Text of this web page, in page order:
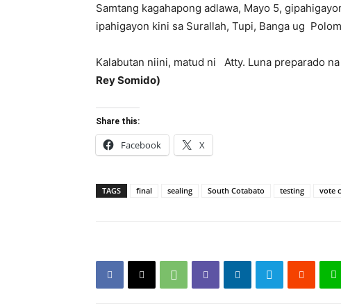
Samtang kagahapong adlawa, Mayo 5,
ipahigayon kini sa Surallah, Tupi, Banga ug
Kalabutan niini, matud ni Atty. Luna preparado
Rey Somido)
Share this:
Facebook X
TAGS final sealing South Cotabato testing vote